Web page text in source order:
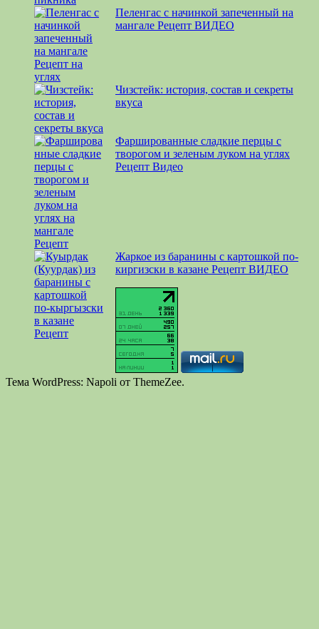
Пеленгас с начинкой запеченный на
мангале Рецепт ВИДЕО
Чизстейк: история, состав и секреты
вкуса
Фаршированные сладкие перцы с
творогом и зеленым луком на углях
Рецепт Видео
Жаркое из баранины с картошкой по-
киргизски в казане Рецепт ВИДЕО
Тема WordPress: Napoli от ThemeZee.